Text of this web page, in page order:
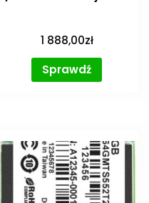
1 888,00zł
Sprawdź